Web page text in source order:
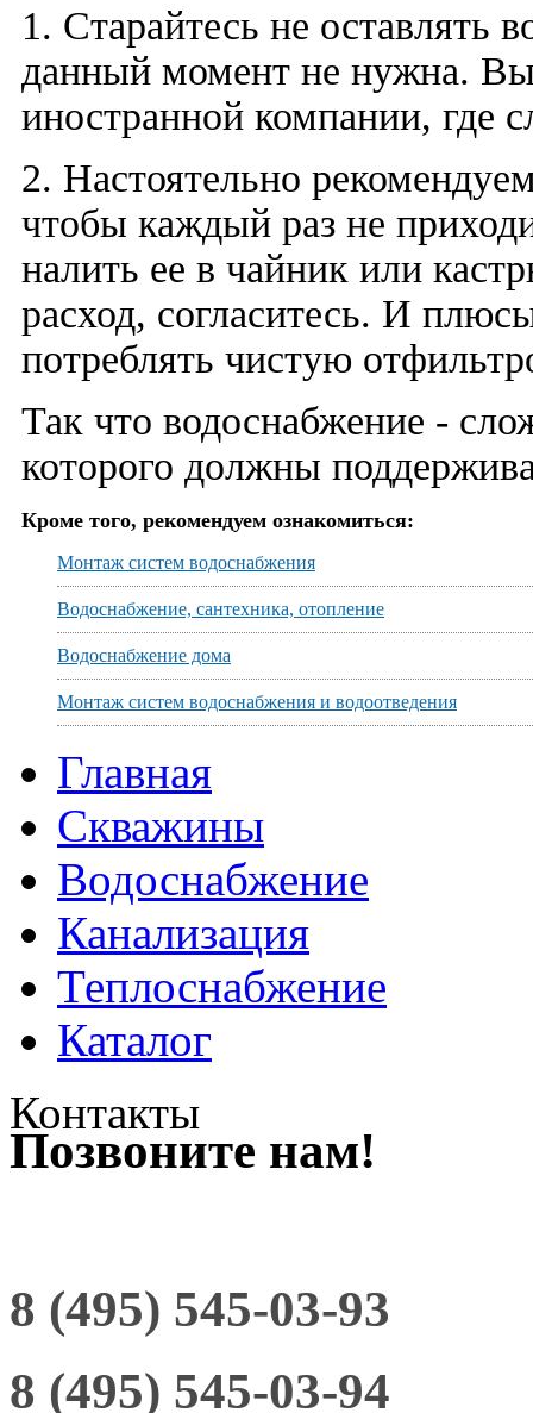
1. Старайтесь не оставлять
данный момент не нужна. Вы
иностранной компании, где
2. Настоятельно
чтобы каждый раз не
налить ее в чайник или
расход, согласитесь. И
потреблять чистую
Так что водоснабжение -
которого должны
Кроме того, рекомендуем ознакомиться:
Монтаж систем водоснабжения
Водоснабжение, сантехника, отопление
Водоснабжение дома
Монтаж систем водоснабжения и водоотведения
Главная
Скважины
Водоснабжение
Канализация
Теплоснабжение
Каталог
Контакты
Позвоните нам!
8 (495) 545-03-93
8 (495) 545-03-94